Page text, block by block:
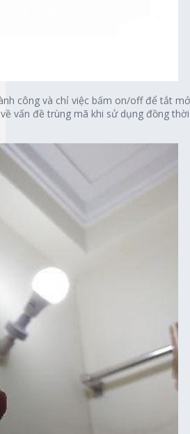
công và chỉ việc bấm on/off để tắt
vấn đề trùng mã khi sử dụng đồng